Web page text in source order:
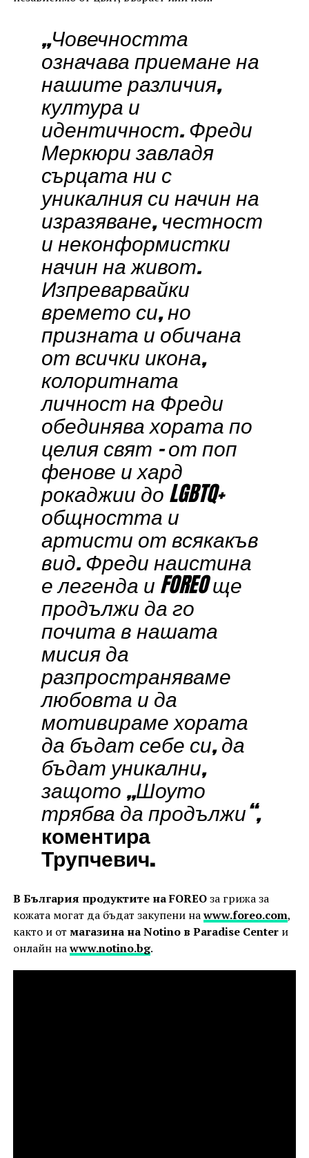
„Човечността
означава приемане на
нашите различия,
култура и
идентичност. Фреди
Меркюри завладя
сърцата ни с
уникалния си начин на
изразяване, честност
и неконформистки
начин на живот.
Изпреварвайки
времето си, но
призната и обичана
от всички икона,
колоритната
личност на Фреди
обединява хората по
целия свят – от поп
фенове и хард
рокаджии до LGBTQ+
общността и
артисти от всякакъв
вид. Фреди наистина
е легенда и FOREO ще
продължи да го
почита в нашата
мисия да
разпространяваме
любовта и да
мотивираме хората
да бъдат себе си, да
бъдат уникални,
защото „Шоуто
трябва да продължи“,
коментира
Трупчевич.
В България продуктите на FOREOза грижа за
кожата могат да бъдат закупени наwww.foreo.com,
както и от магазина на Notino в Paradise Centerи
онлайн наwww.notino.bg.